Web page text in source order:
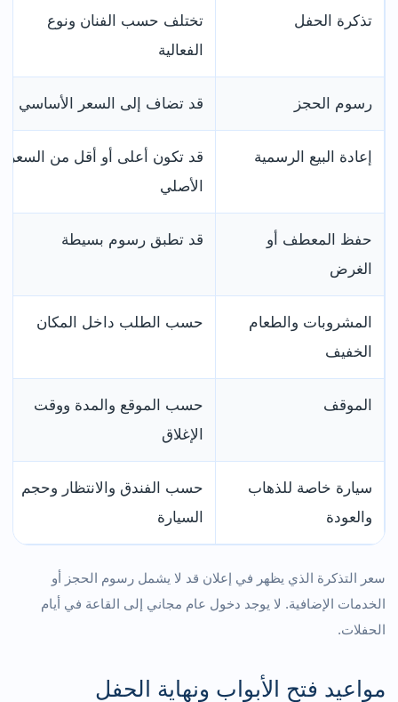
تذكرة الحفل
تختلف حسب الفنان ونوع
الفعالية
رسوم الحجز قد تضاف إلى السعر الأساسي
إعادة البيع الرسمية
قد تكون أعلى أو أقل من السعر
الأصلي
حفظ المعطف أو
الغرض
قد تطبق رسوم بسيطة
المشروبات والطعام
الخفيف
حسب الطلب داخل المكان
الموقف
حسب الموقع والمدة ووقت
الإغلاق
سيارة خاصة للذهاب
والعودة
حسب الفندق والانتظار وحجم
السيارة
سعر التذكرة الذي يظهر في إعلان قد لا يشمل رسوم الحجز أو
الخدمات الإضافية. لا يوجد دخول عام مجاني إلى القاعة في أيام
الحفلات.
مواعيد فتح الأبواب ونهاية الحفل